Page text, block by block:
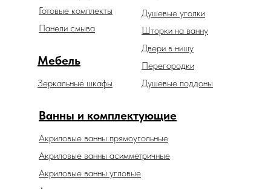
Ванны и комплектующие
Акриловые ванны прямоугольные
Зеркальные шкафы
Мебель
Душевые уголки
Шторки на ванну
Двери в нишу
Перегородки
Душевые поддоны
Акриловые ванны асимметричные
Акриловые ванны угловые
Готовые комплекты
Панели смыва